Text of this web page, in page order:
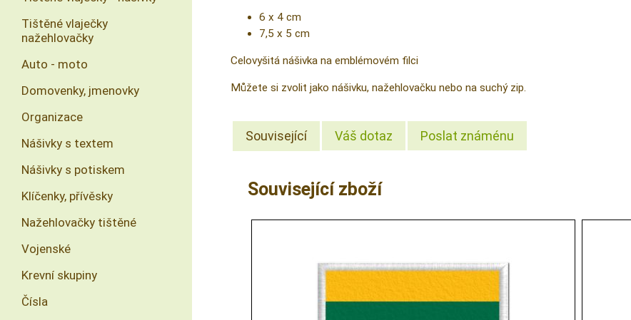
6 x 4 cm
7,5 x 5 cm
Celovyšitá nášivka na emblémovém filci
Můžete si zvolit jako nášivku, nažehlovačku nebo na suchý zip.
Související Váš dotaz Poslat známénu
Související zboží
Tištěné vlaječky
nažehlovačky
Auto - moto
Domovenky, jmenovky
Organizace
Nášivky s textem
Nášivky s potiskem
Klíčenky, přívěsky
Nažehlovačky tištěné
Vojenské
Krevní skupiny
Čísla